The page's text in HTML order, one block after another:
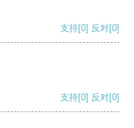
支持[0] 反对[0]
支持[0] 反对[0]